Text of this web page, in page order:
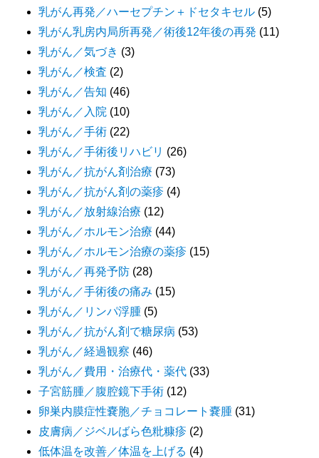
乳がん再発／ハーセプチン＋ドセタキセル (5)
乳がん乳房内局所再発／術後12年後の再発 (11)
乳がん／気づき (3)
乳がん／検査 (2)
乳がん／告知 (46)
乳がん／入院 (10)
乳がん／手術 (22)
乳がん／手術後リハビリ (26)
乳がん／抗がん剤治療 (73)
乳がん／抗がん剤の薬疹 (4)
乳がん／放射線治療 (12)
乳がん／ホルモン治療 (44)
乳がん／ホルモン治療の薬疹 (15)
乳がん／再発予防 (28)
乳がん／手術後の痛み (15)
乳がん／リンパ浮腫 (5)
乳がん／抗がん剤で糖尿病 (53)
乳がん／経過観察 (46)
乳がん／費用・治療代・薬代 (33)
子宮筋腫／腹腔鏡下手術 (12)
卵巣内膜症性嚢胞／チョコレート嚢腫 (31)
皮膚病／ジベルばら色粃糠疹 (2)
低体温を改善／体温を上げる (4)